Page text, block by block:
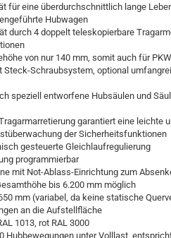
für eine überdurchschnittlich lange
Hubwagen
durch 4 doppelt teleskopierbare
von nur 140 mm, somit auch für
Steck-Schraubsystem, optional
speziell entworfene Hubsäulen und
garantiert eine leichte
der Sicherheitsfunktionen
gesteuerte Gleichlaufregulierung
programmierbar
mit Not-Ablass-Einrichtung zum
bis 6.200 mm möglich
mm (variabel, da keine statische
an die Aufstellfläche
1013, rot RAL 3000
Hubbewegungen unter Volllast,